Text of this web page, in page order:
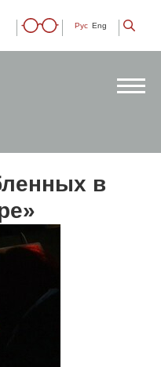
Рус Eng
в